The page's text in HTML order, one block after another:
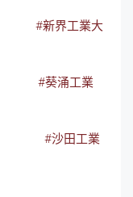
#新界工業大
#葵涌工業
#沙田工業